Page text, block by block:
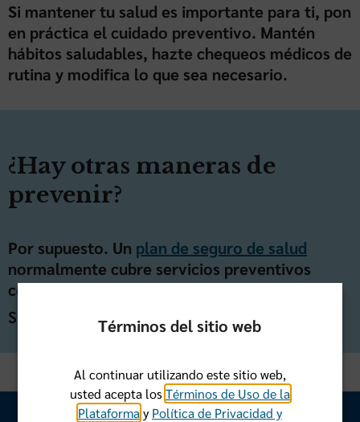
Si mantener tu salud es importante para ti, pon
en práctica el cuidado preventivo. Mantén
hábitos saludables, hazte chequeos médicos de
rutina y modifica lo que sea necesario.
¿Hay otras maneras de
prevenir?
Por supuesto. Un plan de seguro de salud
normalmente cubre servicios preventivos
como vacunas y exámenes médicos.
Sin costo adicionalTérminos del sitio web
Al continuar utilizando este sitio web,
usted acepta los Términos de Uso de la
Plataformay Política de Privacidad y